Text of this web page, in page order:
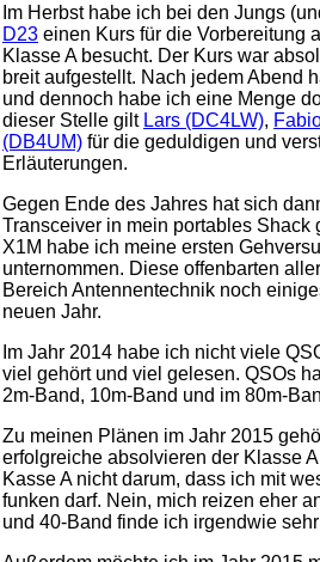
Im Herbst habe ich bei den Jungs
D23 einen Kurs für die Vorbereitung
Klasse A besucht. Der Kurs war
breit aufgestellt. Nach jedem Abend
und dennoch habe ich eine Menge
dieser Stelle gilt Lars (DC4LW),
(DB4UM) für die geduldigen und
Erläuterungen.
Gegen Ende des Jahres hat sich
Transceiver in mein portables Shack
X1M habe ich meine ersten
unternommen. Diese offenbarten
Bereich Antennentechnik noch
neuen Jahr.
Im Jahr 2014 habe ich nicht viele
viel gehört und viel gelesen. QSOs
2m-Band, 10m-Band und im 80m-
Zu meinen Plänen im Jahr 2015
erfolgreiche absolvieren der Klasse
Kasse A nicht darum, dass ich mit
funken darf. Nein, mich reizen eher
und 40-Band finde ich irgendwie